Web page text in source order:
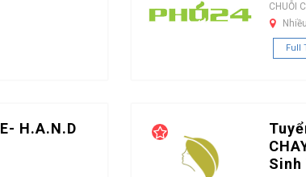
CHUỖI
Full
H.A.N.D
Sinh